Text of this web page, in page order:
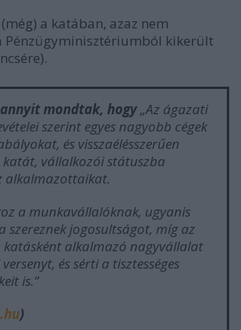
(még) a katában, azaz nem
Pénzügyminisztériumból kikerült
mondtak, hogy„Az ágazati
szerint egyes nagyobb cégek
és visszaélésszerűen
vállalkozói státuszba
alkalmazottaikat.
a munkavállalóknak, ugyanis
szereznek jogosultságot, míg az
katásként alkalmazó nagyvállalat
és sérti a tisztességes
is.”
)